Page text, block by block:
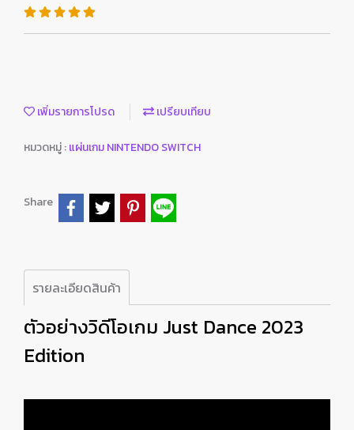
เพิ่มรายการโปรด เปรียบเทียบ
หมวดหมู่ :แผ่นเกม NINTENDO SWITCH
Share
รายละเอียดสินค้า
ตัวอย่างวิดีโอเกม Just Dance 2023
Edition